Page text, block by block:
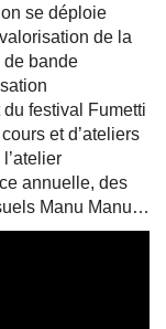
se déploie
de la
de bande
festival Fumetti
et d’ateliers
annuelle, des
Manu Manu…